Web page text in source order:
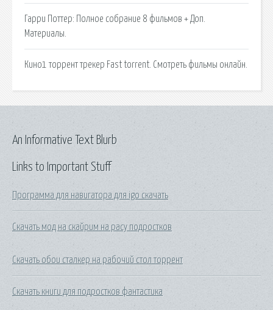
Гарри Поттер: Полное собрание 8 фильмов + Доп.
Материалы.
Кино1 торрент трекер Fast torrent. Смотреть фильмы онлайн.
Links to Important Stuff
Программа для навигатора для igo скачать
Скачать мод на скайрим на расу подростков
Скачать обои сталкер на рабочий стол торрент
Скачать книги для подростков фантастика
An Informative Text Blurb